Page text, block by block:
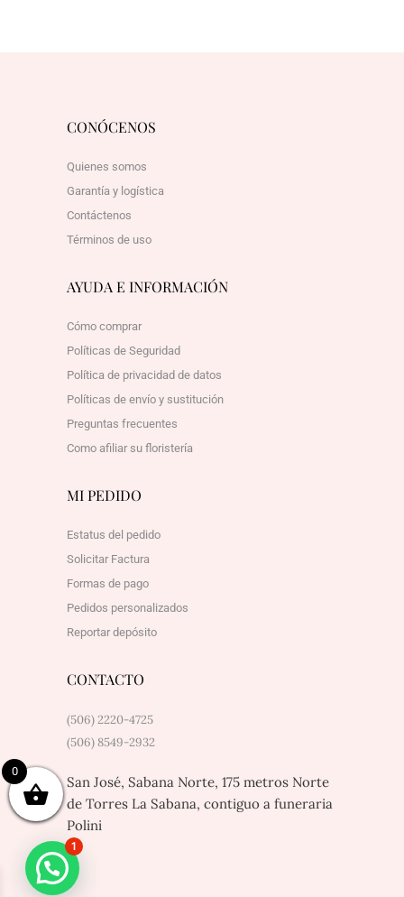
CONÓCENOS
Quienes somos
Garantía y logística
Contáctenos
Términos de uso
AYUDA E INFORMACIÓN
Cómo comprar
Políticas de Seguridad
Política de privacidad de datos
Políticas de envío y sustitución
Preguntas frecuentes
Como afiliar su floristería
MI PEDIDO
Estatus del pedido
Solicitar Factura
Formas de pago
Pedidos personalizados
Reportar depósito
CONTACTO
(506) 2220-4725
(506) 8549-2932
San José, Sabana Norte, 175 metros Norte
de Torres La Sabana, contiguo a funeraria
Polini
0
1